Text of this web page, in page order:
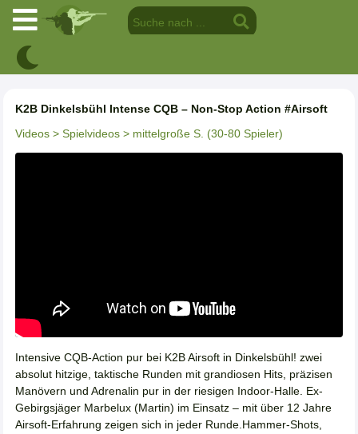
K2B Dinkelsbühl Intense CQB – Non-Stop Action #Airsoft
Videos > Spielvideos > mittelgroße S. (30-80 Spieler)
Intensive CQB-Action pur bei K2B Airsoft in Dinkelsbühl! zwei
absolut hitzige, taktische Runden mit grandiosen Hits, präzisen
Manövern und Adrenalin pur in der riesigen Indoor-Halle. Ex-
Gebirgsjäger Marbelux (Martin) im Einsatz – mit über 12 Jahre
Airsoft-Erfahrung zeigen sich in jeder Runde.Hammer-Shots,